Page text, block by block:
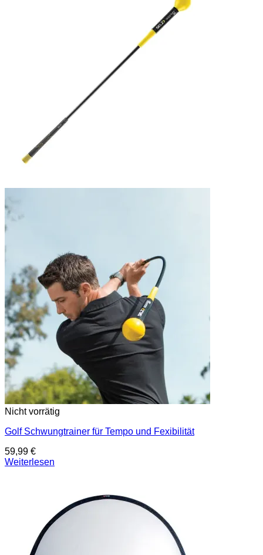
Nicht vorrätig
Golf Schwungtrainer für Tempo und Fexibilität
59,99 €
Weiterlesen